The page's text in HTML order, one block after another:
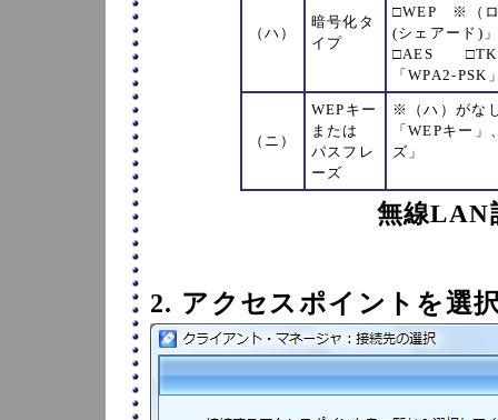
（ハ）
暗号化タ
イプ
□WEP
※（
(シェアード)
□AES
「WPA2-PSK
（ニ）
WEPキー
または
パスフレ
ーズ
※（ハ）がな
「WEPキー
ズ」
無線LAN
2. アクセスポイントを選